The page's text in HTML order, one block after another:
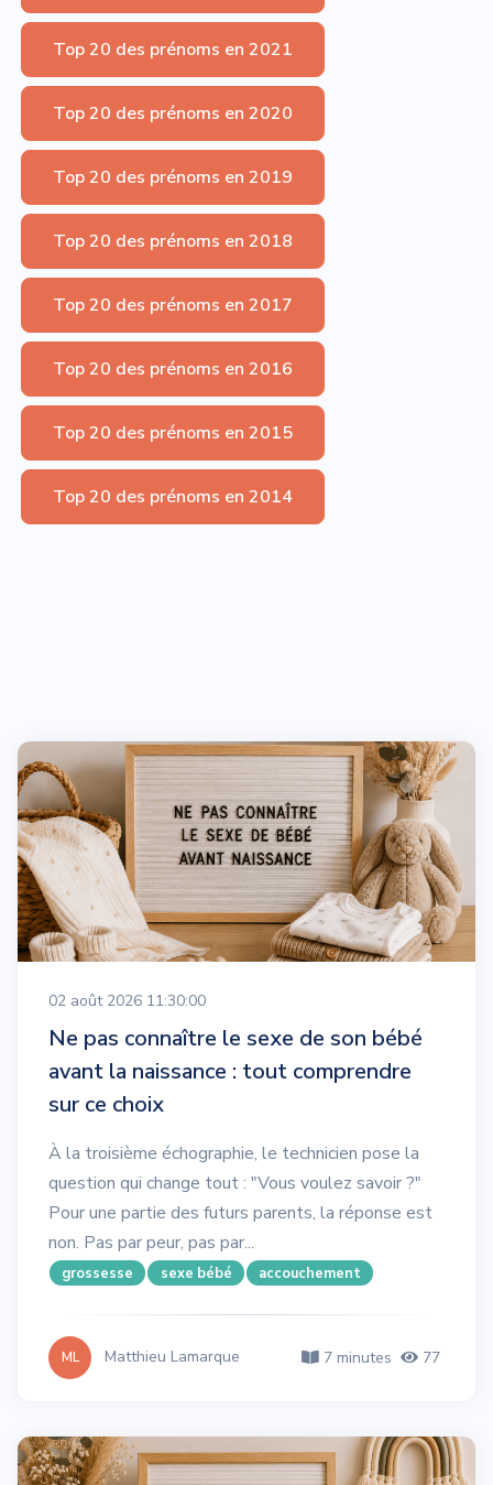
Top 20 des prénoms en 2021
Top 20 des prénoms en 2020
Top 20 des prénoms en 2019
Top 20 des prénoms en 2018
Top 20 des prénoms en 2017
Top 20 des prénoms en 2016
Top 20 des prénoms en 2015
Top 20 des prénoms en 2014
02 août 2026 11:30:00
Ne pas connaître le sexe de son bébé
avant la naissance : tout comprendre
sur ce choix
À la troisième échographie, le technicien pose la
question qui change tout : "Vous voulez savoir ?"
Pour une partie des futurs parents, la réponse est
non. Pas par peur, pas par...
grossesse sexe bébé accouchement
ML Matthieu Lamarque 7 minutes 77